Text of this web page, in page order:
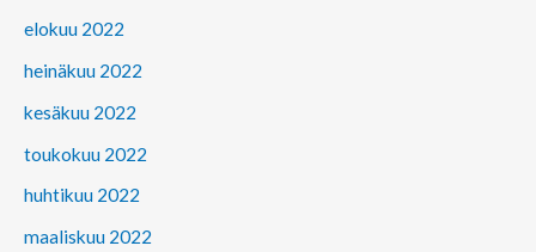
elokuu 2022
heinäkuu 2022
kesäkuu 2022
toukokuu 2022
huhtikuu 2022
maaliskuu 2022